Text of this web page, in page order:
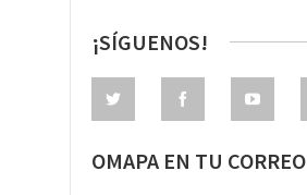
¡SÍGUENOS!
OMAPA EN TU CORREO